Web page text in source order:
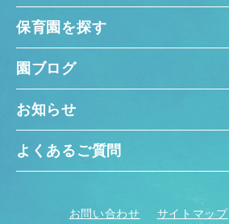
保育園を探す
園ブログ
お知らせ
よくあるご質問
お問い合わせ サイトマップ